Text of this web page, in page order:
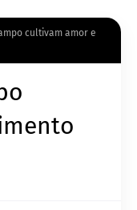
cultivam amor e